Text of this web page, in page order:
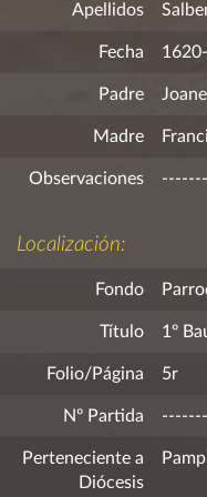
Apellidos
Fecha
Padre
Madre
Observaciones
Localización:
Fondo
Título 1º
Folio/Página 5r
Nº Partida
Perteneciente a
Diócesis